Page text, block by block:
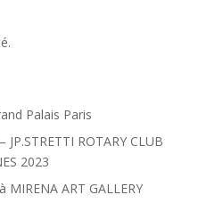
Palais Paris
ROTARY CLUB
2023
MIRENA ART GALLERY